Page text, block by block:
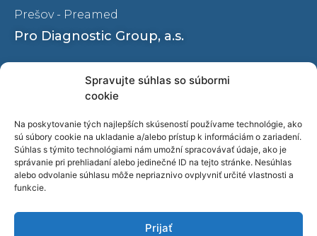
Spravujte súhlas so súbormi
cookie
Na poskytovanie tých najlepších skúseností používame technológie, ako
sú súbory cookie na ukladanie a/alebo prístup k informáciám o zariadení.
Súhlas s týmito technológiami nám umožní spracovávať údaje, ako je
správanie pri prehliadaní alebo jedinečné ID na tejto stránke. Nesúhlas
alebo odvolanie súhlasu môže nepriaznivo ovplyvniť určité vlastnosti a
funkcie.
Prijať
Prešov - Preamed
Pro Diagnostic Group, a.s.
Oznamovanie protispoločenskej činnosti
Naše pracoviská
O nás
Kariéra
Blog
Video